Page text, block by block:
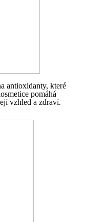
antioxidanty, které
pomáhá
vzhled a zdraví.